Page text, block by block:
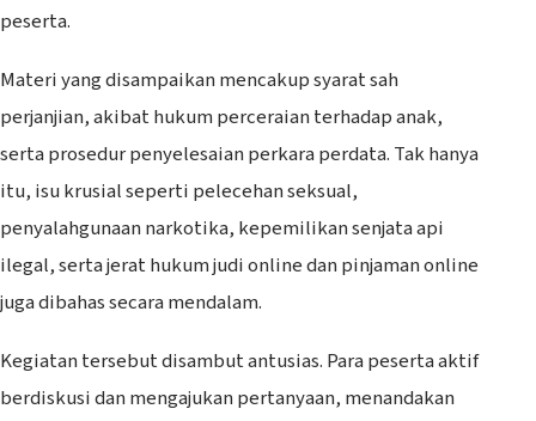
peserta.
Materi yang disampaikan mencakup syarat sah
perjanjian, akibat hukum perceraian terhadap anak,
serta prosedur penyelesaian perkara perdata. Tak hanya
itu, isu krusial seperti pelecehan seksual,
penyalahgunaan narkotika, kepemilikan senjata api
ilegal, serta jerat hukum judi online dan pinjaman online
juga dibahas secara mendalam.
Kegiatan tersebut disambut antusias. Para peserta aktif
berdiskusi dan mengajukan pertanyaan, menandakan